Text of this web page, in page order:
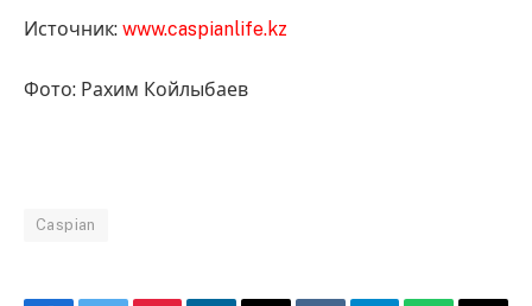
Источник: www.caspianlife.kz
Фото: Рахим Койлыбаев
Caspian